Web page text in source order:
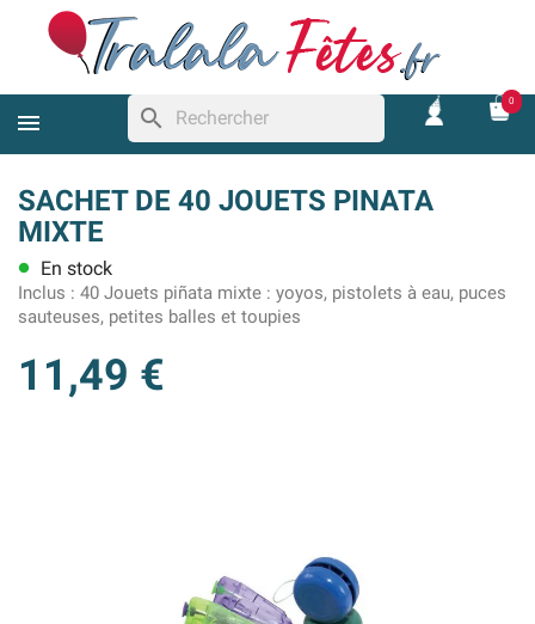
search
0
SACHET DE 40 JOUETS PINATA
MIXTE
lens En stock
Inclus : 40 Jouets piñata mixte : yoyos, pistolets à eau, puces
sauteuses, petites balles et toupies
11,49 €